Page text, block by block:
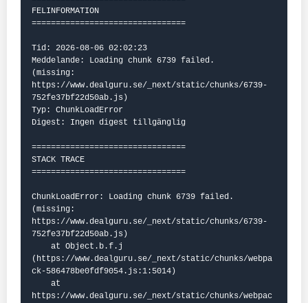
FELINFORMATION
================================
Tid: 2026-08-06 02:02:23
Meddelande: Loading chunk 6739 failed.
(missing:
https://www.dealguru.se/_next/static/chunks/6739-
752fe37bf22d50ab.js)
Typ: ChunkLoadError
Digest: Ingen digest tillgänglig
================================
STACK TRACE
================================
ChunkLoadError: Loading chunk 6739 failed.
(missing:
https://www.dealguru.se/_next/static/chunks/6739-
752fe37bf22d50ab.js)
(https://www.dealguru.se/_next/static/chunks/webpa
ck-586478be0fdf9054.js:1:5014)
https://www.dealguru.se/_next/static/chunks/webpac